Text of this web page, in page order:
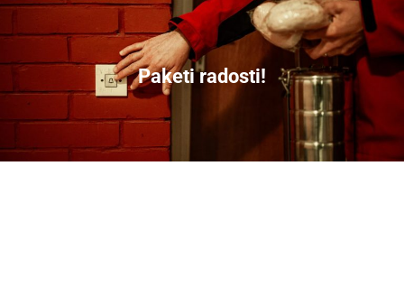
Paketi radosti!